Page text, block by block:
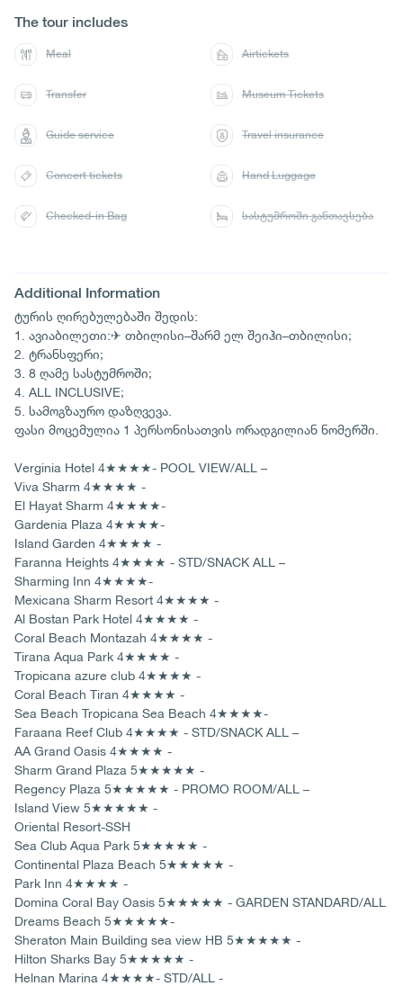
Additional Information
ტურის ღირებულებაში შედის:
1. ავიაბილეთი:✈ თბილისი–შარმ ელ შეიჰი–თბილისი;
2. ტრანსფერი;
3. 8 ღამე სასტუმროში;
4. ALL INCLUSIVE;
5. სამოგზაურო დაზღვევა.
ფასი მოცემულია 1 პერსონისათვის ორადგილიან ნომერში.
Verginia Hotel 4★★★★- POOL VIEW/ALL –
Viva Sharm 4★★★★ -
El Hayat Sharm 4★★★★-
Gardenia Plaza 4★★★★-
Island Garden 4★★★★ -
Faranna Heights 4★★★★ - STD/SNACK ALL –
Sharming Inn 4★★★★-
Mexicana Sharm Resort 4★★★★ -
Al Bostan Park Hotel 4★★★★ -
Coral Beach Montazah 4★★★★ -
Tirana Aqua Park 4★★★★ -
Tropicana azure club 4★★★★ -
Coral Beach Tiran 4★★★★ -
Sea Beach Tropicana Sea Beach 4★★★★-
Faraana Reef Club 4★★★★ - STD/SNACK ALL –
AA Grand Oasis 4★★★★ -
Sharm Grand Plaza 5★★★★★ -
Regency Plaza 5★★★★★ - PROMO ROOM/ALL –
Island View 5★★★★★ -
Oriental Resort-SSH
Sea Club Aqua Park 5★★★★★ -
Continental Plaza Beach 5★★★★★ -
Park Inn 4★★★★ -
Domina Coral Bay Oasis 5★★★★★ - GARDEN STANDARD/ALL
Dreams Beach 5★★★★★-
Sheraton Main Building sea view HB 5★★★★★ -
Hilton Sharks Bay 5★★★★★ -
Helnan Marina 4★★★★- STD/ALL -
The tour includes
Meal Airtickets
Transfer Museum Tickets
Guide service Travel insurance
Concert tickets Hand Luggage
Checked-in Bag სასტუმროში განთავსება